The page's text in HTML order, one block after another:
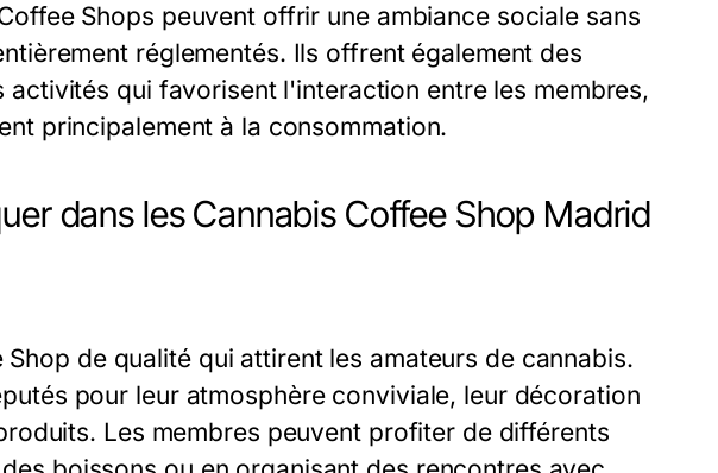
Shops peuvent offrir une ambiance sociale sans
réglementés. Ils offrent également des
qui favorisent l'interaction entre les membres,
principalement à la consommation.
dans les Cannabis Coffee Shop Madrid
de qualité qui attirent les amateurs de cannabis.
pour leur atmosphère conviviale, leur décoration
Les membres peuvent profiter de différents